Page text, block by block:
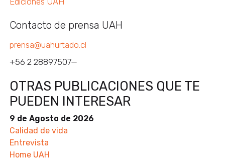
Contacto de prensa UAH
prensa@uahurtado.cl
+56 2 28897507—
OTRAS PUBLICACIONES QUE TE
PUEDEN INTERESAR
9 de Agosto de 2026
Calidad de vida
Entrevista
Home UAH